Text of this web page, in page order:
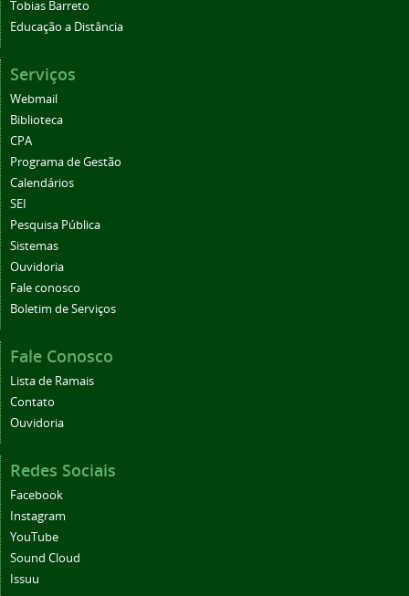
Tobias Barreto
Educação a Distância
Serviços
Webmail
Biblioteca
CPA
Programa de Gestão
Calendários
SEI
Pesquisa Pública
Sistemas
Ouvidoria
Fale conosco
Boletim de Serviços
Fale Conosco
Lista de Ramais
Contato
Ouvidoria
Redes Sociais
Facebook
Instagram
YouTube
Sound Cloud
Issuu